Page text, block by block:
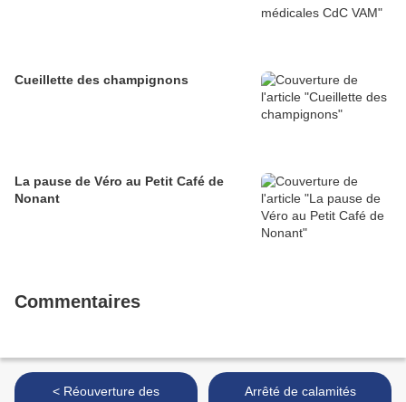
Cueillette des champignons
La pause de Véro au Petit Café de
Nonant
Commentaires
< Réouverture des
Arrêté de calamités